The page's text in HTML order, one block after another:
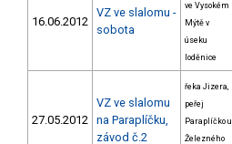
16.06.2012
VZ ve slalomu -
sobota
ve Vysokém
Mýtě v
úseku
loděnice
27.05.2012
VZ ve slalomu
na Paraplíčku,
závod č.2
řeka Jizera,
peřej
Paraplíčko u
Železného